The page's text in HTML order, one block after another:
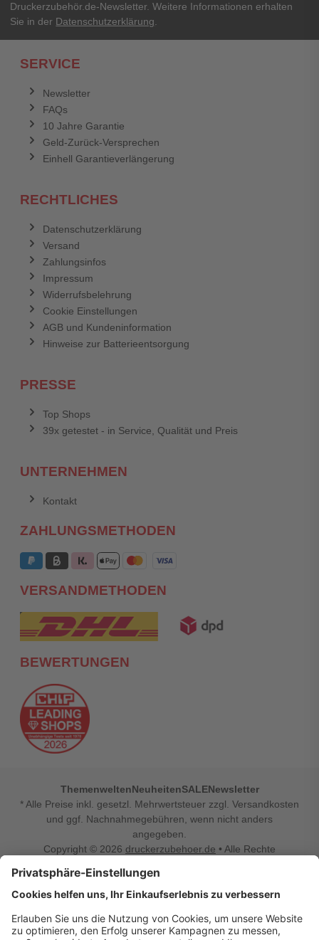
Druckerzubehör.de-Newsletter. Weitere Informationen erhalten
Sie in der Datenschutzerklärung.
SERVICE
Newsletter
FAQs
10 Jahre Garantie
Geld-Zurück-Versprechen
Einhell Garantieverlängerung
RECHTLICHES
Datenschutzerklärung
Versand
Zahlungsinfos
Impressum
Widerrufsbelehrung
Cookie Einstellungen
AGB und Kundeninformation
Hinweise zur Batterieentsorgung
PRESSE
Top Shops
39x getestet - in Service, Qualität und Preis
UNTERNEHMEN
Kontakt
ZAHLUNGSMETHODEN
VERSANDMETHODEN
BEWERTUNGEN
ThemenweltenNeuheitenSALENewsletter
* Alle Preise inkl. gesetzl. Mehrwertsteuer zzgl. Versandkosten
und ggf. Nachnahmegebühren, wenn nicht anders
angegeben.
Copyright © 2026 druckerzubehoer.de • Alle Rechte
Vertrag widerrufen
Druckerzubehoer.de – preiswerte Qualität für Ihr Office
Sie sind auf der Suche nach dem passenden Druckerzubehör
oder Zubehör für das Büro, den Computer oder Ihr